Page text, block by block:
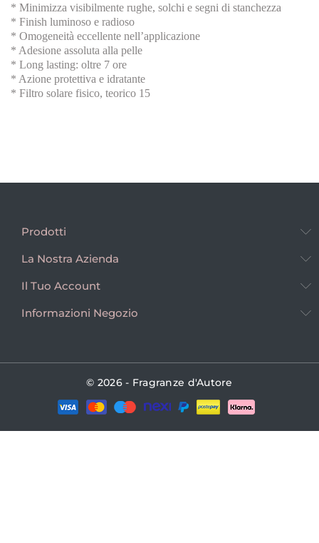
* Minimizza visibilmente rughe, solchi e segni di stanchezza
* Finish luminoso e radioso
* Omogeneità eccellente nell’applicazione
* Adesione assoluta alla pelle
* Long lasting: oltre 7 ore
* Azione protettiva e idratante
* Filtro solare fisico, teorico 15
Prodotti
La Nostra Azienda
Il Tuo Account
Informazioni Negozio
© 2026 - Fragranze d'Autore